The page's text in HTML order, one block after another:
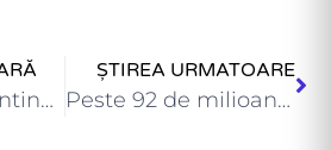
Cseke Attila: continuăm să dezvoltăm infrastructura locală în interesul cetățenilor…
ȘTIREA URMATOARE
Peste 92 de milioane de lei, pentru proiecte finanțate prin…